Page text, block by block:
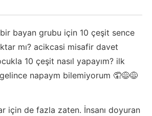
bayan grubu için 10 çeşit sence
mı? acikcasi misafir davet
10 çeşit nasıl yapayım? ilk
napaym bilemiyorum 🤦😅😅
için de fazla zaten. İnsanı doyuran